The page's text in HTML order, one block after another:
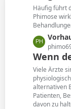
ä
g
e
Häufig führt
Phimose
L
e
t
z
t
e
B
Wenn
Viele Ärzte
alternativen
Patienten,
davon zu